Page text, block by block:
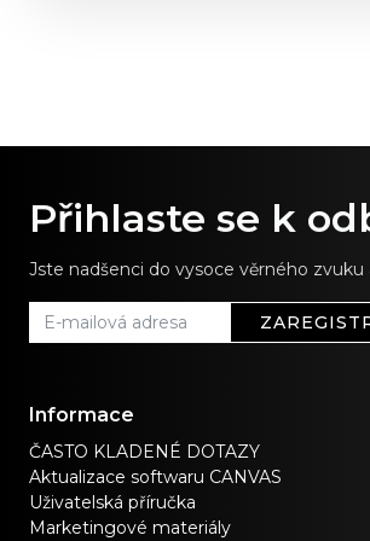
Přihlaste se k
Jste nadšenci do vysoce věrného
Informace
ČASTO KLADENÉ DOTAZY
Aktualizace softwaru CANVAS
Uživatelská příručka
Marketingové materiály